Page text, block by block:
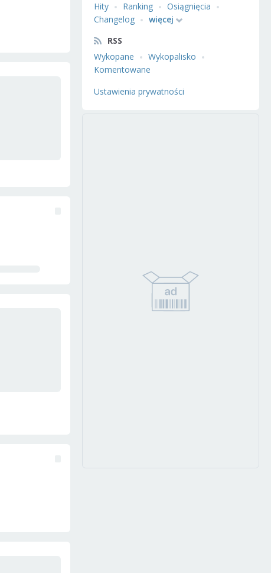
Hity
Ranking
Osiągnięcia
Changelog
więcej
RSS
Wykopane
Wykopalisko
Komentowane
Ustawienia prywatności